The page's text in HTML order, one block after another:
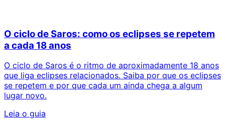
O ciclo de Saros: como os eclipses se repetem
a cada 18 anos
O ciclo de Saros é o ritmo de aproximadamente 18 anos
que liga eclipses relacionados. Saiba por que os eclipses
se repetem e por que cada um ainda chega a algum
lugar novo.
Leia o guia